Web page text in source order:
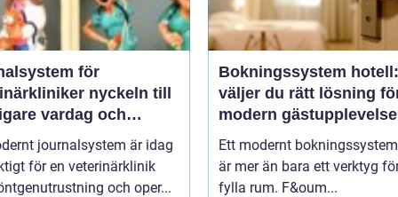
för
nyckeln till
vardag och
vård
journalsystem är idag
för en veterinärklinik
och oper...
Bokningssystem
väljer du rätt lösning
modern gästupplevelse
Ett modernt
är mer än bara ett verktyg
fylla rum. F&oum...